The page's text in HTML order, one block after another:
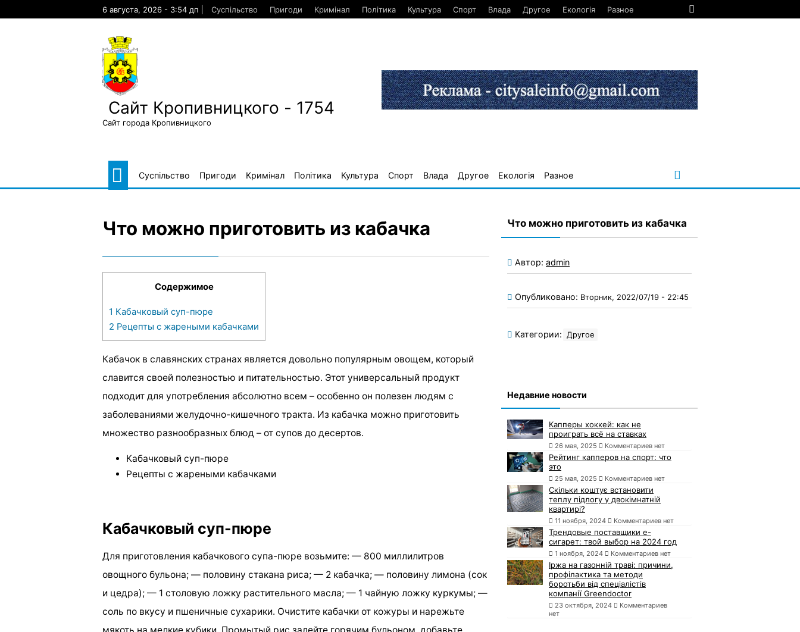
6 августа, 2026 - 3:54 дп Суспільство Пригоди Кримінал Політика Культура Спорт Влада Другое Екологія Разное
Сайт Кропивницкого - 1754
Сайт города Кропивницкого
Суспільство Пригоди Кримінал Політика Культура Спорт Влада Другое Екологія Разное
Что можно приготовить из кабачка
Содержимое
1 Кабачковый суп-пюре
2 Рецепты с жареными кабачками
Кабачок в славянских странах является довольно популярным овощем, который
славится своей полезностью и питательностью. Этот универсальный продукт
подходит для употребления абсолютно всем – особенно он полезен людям с
заболеваниями желудочно-кишечного тракта. Из кабачка можно приготовить
множество разнообразных блюд – от супов до десертов.
Кабачковый суп-пюре
Рецепты с жареными кабачками
Кабачковый суп-пюре
Для приготовления кабачкового супа-пюре возьмите: — 800 миллилитров
овощного бульона; — половину стакана риса; — 2 кабачка; — половину лимона (сок
и цедра); — 1 столовую ложку растительного масла; — 1 чайную ложку куркумы; —
соль по вкусу и пшеничные сухарики. Очистите кабачки от кожуры и нарежьте
Что можно приготовить из кабачка
Автор: admin
Опубликовано: Вторник, 2022/07/19 - 22:45
Категории: Другое
Недавние новости
Капперы хоккей: как не
проиграть всё на ставках
26 мая, 2025 Комментариев нет
Рейтинг капперов на спорт: что
это
25 мая, 2025 Комментариев нет
Скільки коштує встановити
теплу підлогу у двокімнатній
квартирі?
11 ноября, 2024 Комментариев нет
Трендовые поставщики e-
сигарет: твой выбор на 2024 год
1 ноября, 2024 Комментариев нет
Іржа на газонній траві: причини,
профілактика та методи
боротьби від спеціалістів
компанії Greendoctor
23 октября, 2024
Комментариев
нет